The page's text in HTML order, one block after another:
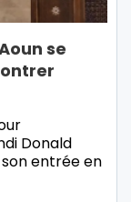
se
Donald
entrée en